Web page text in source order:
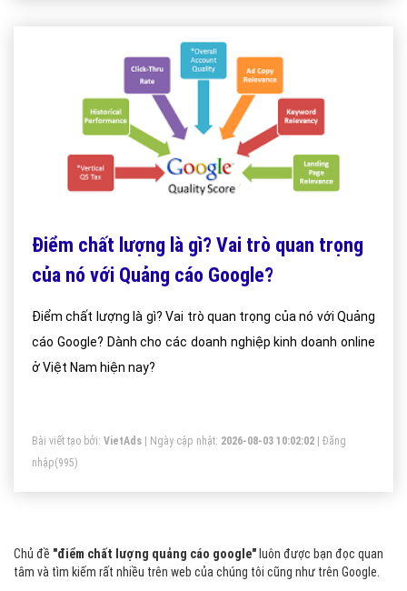
Điểm chất lượng là gì? Vai trò quan trọng
của nó với Quảng cáo Google?
Điểm chất lượng là gì? Vai trò quan trọng của nó với Quảng
cáo Google? Dành cho các doanh nghiệp kinh doanh online
ở Việt Nam hiện nay?
Bài viết tạo bởi: VietAds | Ngày cập nhật: 2026-08-03 10:02:02
Đăng
nhập(995)
Chủ đề "điểm chất lượng quảng cáo google" luôn được bạn đọc quan
tâm và tìm kiếm rất nhiều trên web của chúng tôi cũng như trên Google.